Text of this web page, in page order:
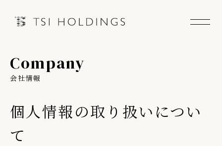
Information
Brand News
Company
会社情報
個人情報の取り扱いについ
て